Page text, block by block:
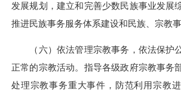
发展规划，建立和完善少数民族事业发展
推进民族事务服务体系建设和民族、宗教事
（六）依法管理宗教事务，依法保护
正常的宗教活动。指导各级政府宗教事务
处理宗教事务重大事件，防范利用宗教